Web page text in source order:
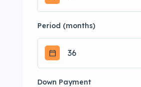
Period (months)
Down Payment